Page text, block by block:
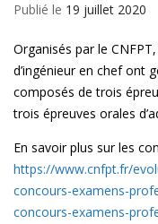
Publié le 19 juillet 2020
Organisés par le
d’ingénieur en chef ont
composés de trois
trois épreuves orales
En savoir plus sur les
https://www.cnfpt.fr/
concours-examens-
concours-examens-